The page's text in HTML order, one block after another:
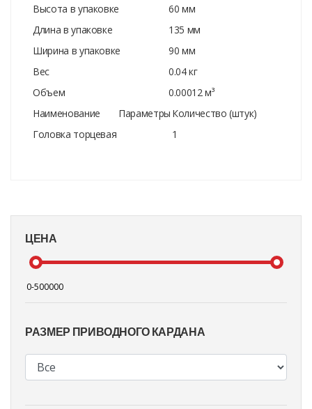
ЦЕНА
РАЗМЕР ПРИВОДНОГО КАРДАНА
Высота в упаковке
60 мм
Длина в упаковке
135 мм
Ширина в упаковке
90 мм
Вес
0.04 кг
Объем
0.00012 м³
Наименование
Параметры Количество (штук)
Головка торцевая
1